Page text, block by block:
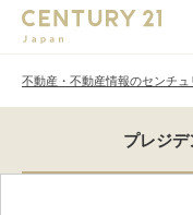
不動産・不動産情報のセンチュ
プレジ